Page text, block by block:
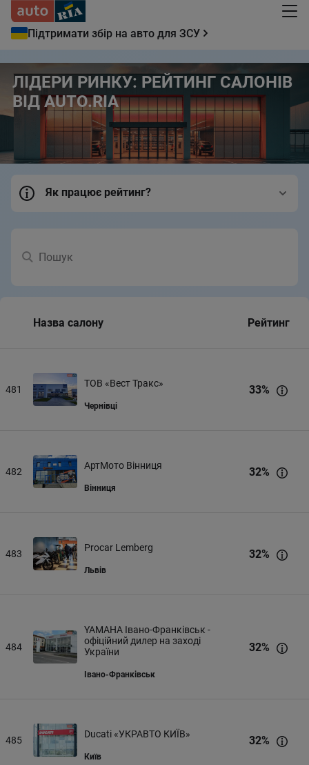
Підтримати збір на авто для ЗСУ
ЛІДЕРИ РИНКУ: РЕЙТИНГ САЛОНІВ
ВІД AUTO.RIA
Як працює рейтинг?
Пошук
Назва салону Рейтинг
481
ТОВ «Вест Тракс»
Чернівці
33%
482
АртМото Вінниця
Вінниця
32%
483
Procar Lemberg
Львів
32%
484
YAMAHA Івано-Франківськ -
офіційний дилер на заході
України
Івано-Франківськ
32%
485
Ducati «УКРАВТО КИЇВ»
Київ
32%